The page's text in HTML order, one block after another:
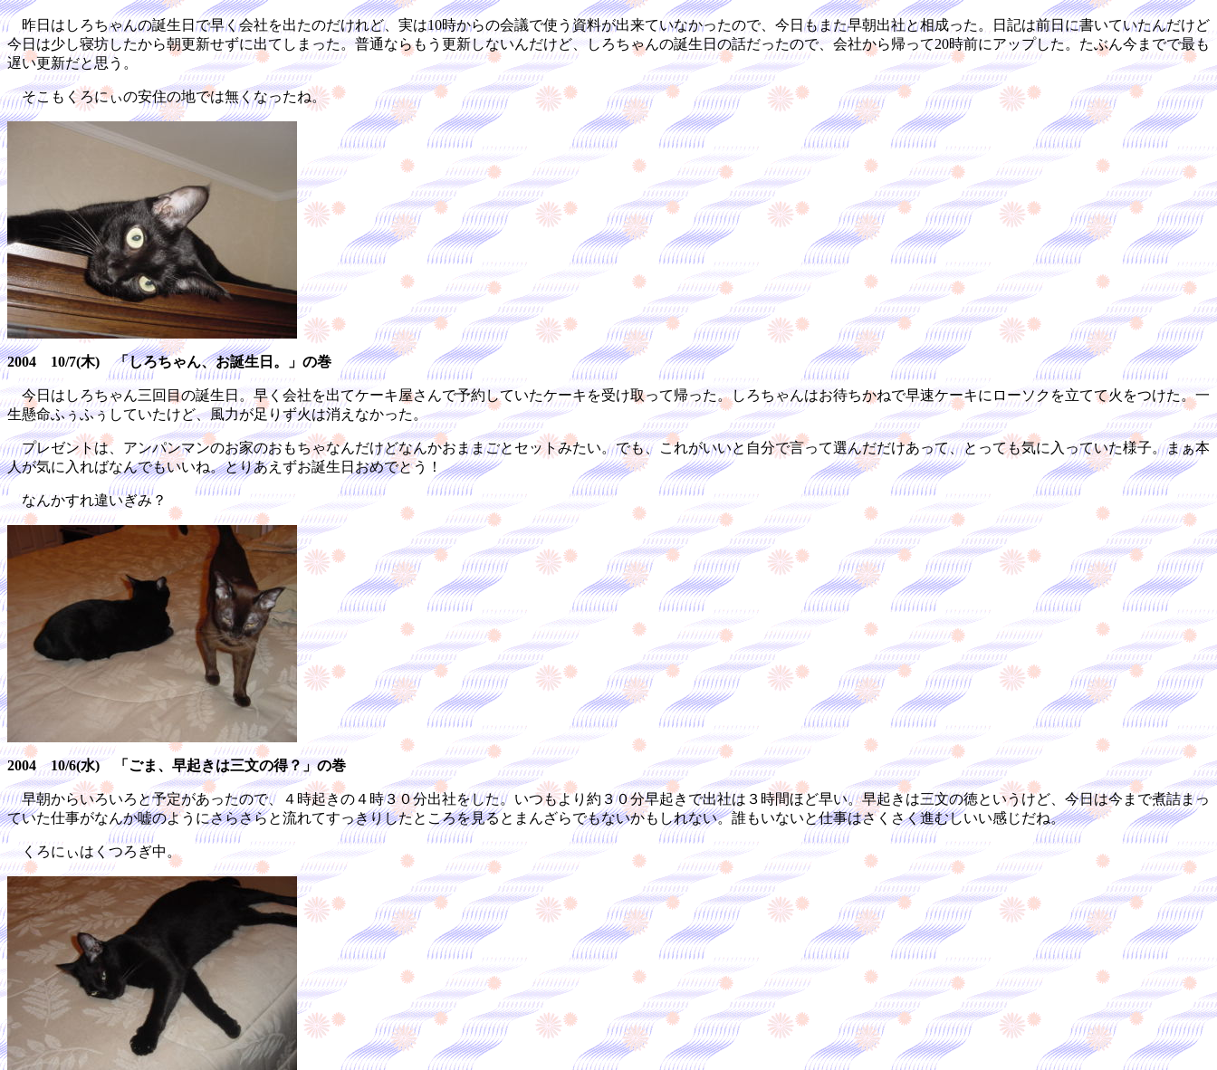
昨日はしろちゃんの誕生日で早く会社を出たのだけれど、実は10時からの会議で使う資料が出来ていなかったので、今日もまた早朝出社と相成った。日記は前日に書いていたんだけど
今日は少し寝坊したから朝更新せずに出てしまった。普通ならもう更新しないんだけど、しろちゃんの誕生日の話だったので、会社から帰って20時前にアップした。たぶん今までで最も
遅い更新だと思う。
そこもくろにぃの安住の地では無くなったね。
2004 10/7(木) 「しろちゃん、お誕生日。」の巻
今日はしろちゃん三回目の誕生日。早く会社を出てケーキ屋さんで予約していたケーキを受け取って帰った。しろちゃんはお待ちかねで早速ケーキにローソクを立てて火をつけた。一
生懸命ふぅふぅしていたけど、風力が足りず火は消えなかった。
プレゼントは、アンパンマンのお家のおもちゃなんだけどなんかおままごとセットみたい。でも、これがいいと自分で言って選んだだけあって、とっても気に入っていた様子。まぁ本
人が気に入ればなんでもいいね。とりあえずお誕生日おめでとう！
なんかすれ違いぎみ？
2004 10/6(水) 「ごま、早起きは三文の得？」の巻
早朝からいろいろと予定があったので、４時起きの４時３０分出社をした。いつもより約３０分早起きで出社は３時間ほど早い。早起きは三文の徳というけど、今日は今まで煮詰まっ
ていた仕事がなんか嘘のようにさらさらと流れてすっきりしたところを見るとまんざらでもないかもしれない。誰もいないと仕事はさくさく進むしいい感じだね。
くろにぃはくつろぎ中。